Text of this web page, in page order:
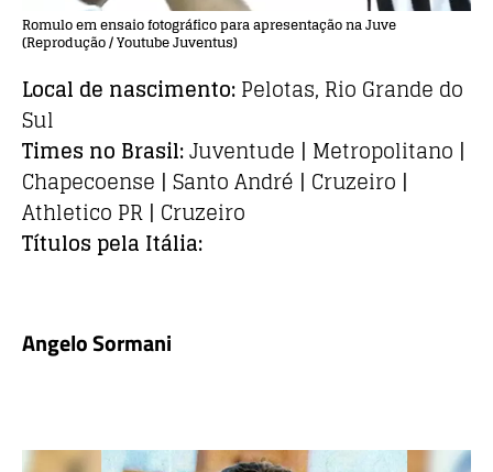
Romulo em ensaio fotográfico para apresentação na Juve
(Reprodução / Youtube Juventus)
Local de nascimento:Pelotas, Rio Grande do
Sul
Times no Brasil:Juventude | Metropolitano |
Chapecoense | Santo André | Cruzeiro |
Athletico PR | Cruzeiro
Títulos pela Itália:
Angelo Sormani